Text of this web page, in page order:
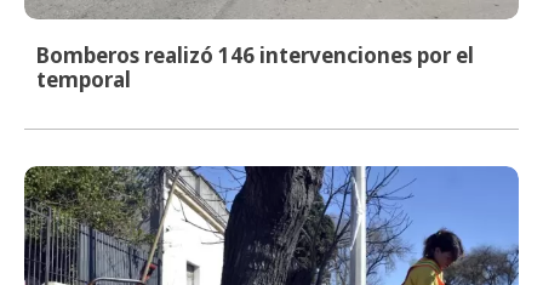
Bomberos realizó 146 intervenciones por el
temporal